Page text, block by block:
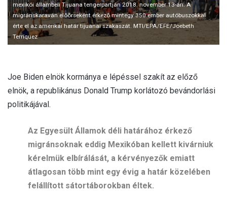
mexikói állambeli Tijuana tengerpartján 2018. november 13-án. A
migránskaraván elõõrseként érkezõ mintegy 350 ember autóbuszokkal
érte el az amerikai határ tijuanai szakaszát. MTI/EPA/EFE/Joebeth
Terríquez
Joe Biden elnök kormánya e lépéssel szakít az előző
elnök, a republikánus Donald Trump korlátozó bevándorlási
politikájával.
Az Egyesült Államok déli határához érkező
migránsoknak eddig Mexikóban kellett kivárniuk
kérelmük elbírálását, a kérvényezők emiatt
átlagosan több mint egy évig a határ közelében
felállított sátortáborokban éltek.